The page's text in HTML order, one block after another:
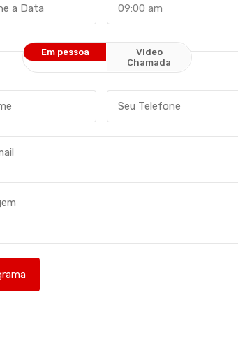
09:00 am
Em pessoa
Video
Chamada